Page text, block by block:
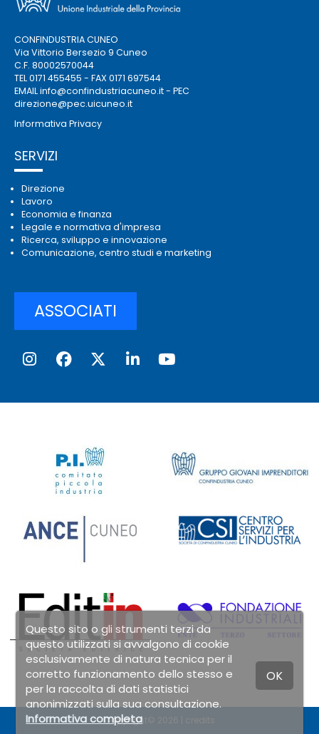
CONFINDUSTRIA CUNEO
Via Vittorio Bersezio 9 Cuneo
C.F. 80002570044
TEL 0171 455455 - FAX 0171 697544
EMAILinfo@confindustriacuneo.it- PEC
direzione@pec.uicuneo.it
Informativa Privacy
SERVIZI
Direzione
Lavoro
Economia e finanza
Legale e normativa d'impresa
Ricerca, sviluppo e innovazione
Comunicazione, centro studi e marketing
ASSOCIATI
Copyright© 2026 | credits
Questo sito o gli strumenti terzi da
questo utilizzati si avvalgono di cookie
esclusivamente di natura tecnica per il
corretto funzionamento dello stesso e
per la raccolta di dati statistici
anonimizzati sulla sua consultazione.
Informativa completa
OK